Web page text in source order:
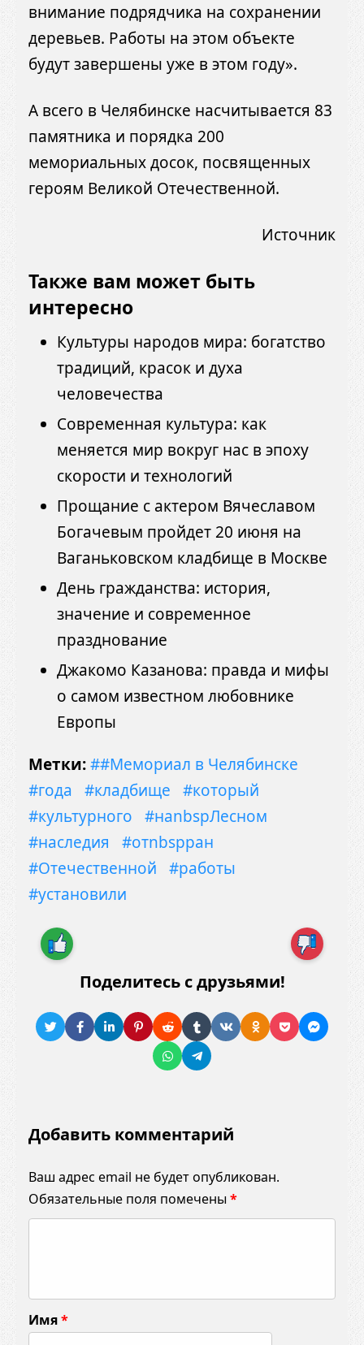
внимание подрядчика на сохранении
деревьев. Работы на этом объекте
будут завершены уже в этом году».
А всего в Челябинске насчитывается 83
памятника и порядка 200
мемориальных досок, посвященных
героям Великой Отечественной.
Источник
Также вам может быть
интересно
Культуры народов мира: богатство
традиций, красок и духа
человечества
Современная культура: как
меняется мир вокруг нас в эпоху
скорости и технологий
Прощание с актером Вячеславом
Богачевым пройдет 20 июня на
Ваганьковском кладбище в Москве
День гражданства: история,
значение и современное
празднование
Джакомо Казанова: правда и мифы
о самом известном любовнике
Европы
Метки:##Мемориал в Челябинске
#года
#кладбище
#который
#культурного
#наnbspЛесном
#наследия
#отnbspран
#Отечественной
#работы
#установили
Поделитесь с друзьями!
Добавить комментарий
Ваш адрес email не будет опубликован.
Обязательные поля помечены *
м
е
Имя*